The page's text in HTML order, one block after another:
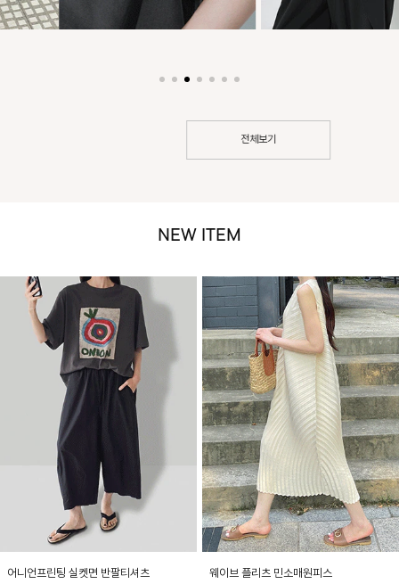
NEW ITEM
어니언프린팅 실켓면 반팔티셔츠 웨이브 플리츠 민소매원피스